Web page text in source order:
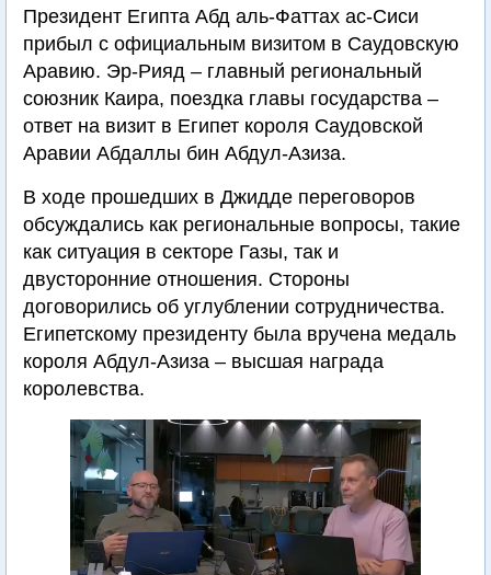
Президент Египта Абд аль-Фаттах ас-Сиси
прибыл с официальным визитом в Саудовскую
Аравию. Эр-Рияд – главный региональный
союзник Каира, поездка главы государства –
ответ на визит в Египет короля Саудовской
Аравии Абдаллы бин Абдул-Азиза.
В ходе прошедших в Джидде переговоров
обсуждались как региональные вопросы, такие
как ситуация в секторе Газы, так и
двусторонние отношения. Стороны
договорились об углублении сотрудничества.
Египетскому президенту была вручена медаль
короля Абдул-Азиза – высшая награда
королевства.